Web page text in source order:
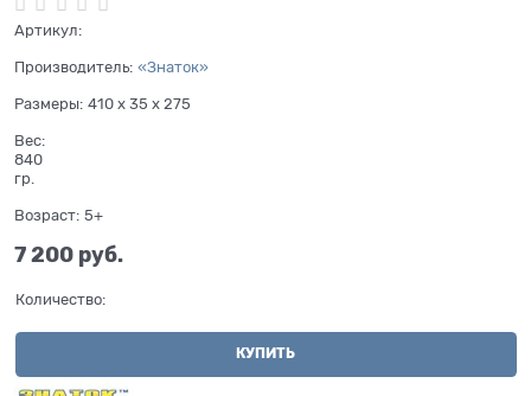
Артикул:
Производитель: «Знаток»
Размеры: 410 x 35 x 275
Вес:
840
гр.
Возраст: 5+
7 200 руб.
Количество:
КУПИТЬ